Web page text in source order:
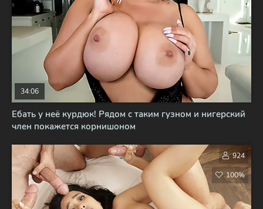
Ебать у неё курдюк! Рядом с таким гузном и нигерский
член покажется корнишоном
34:06
924
100%